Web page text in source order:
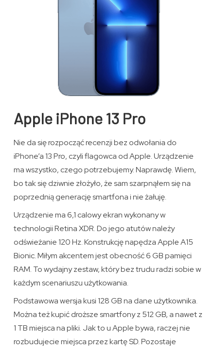
Apple iPhone 13 Pro
Nie da się rozpocząć recenzji bez odwołania do
iPhone’a 13 Pro, czyli flagowca od Apple. Urządzenie
ma wszystko, czego potrzebujemy. Naprawdę. Wiem,
bo tak się dziwnie złożyło, że sam szarpnąłem się na
poprzednią generację smartfona i nie żałuję.
Urządzenie ma 6,1 calowy ekran wykonany w
technologii Retina XDR. Do jego atutów należy
odświeżanie 120 Hz. Konstrukcję napędza Apple A15
Bionic. Miłym akcentem jest obecność 6 GB pamięci
RAM. To wydajny zestaw, który bez trudu radzi sobie w
każdym scenariuszu użytkowania.
Podstawowa wersja kusi 128 GB na dane użytkownika.
Można też kupić droższe smartfony z 512 GB, a nawet z
1 TB miejsca na pliki. Jak to u Apple bywa, raczej nie
rozbudujecie miejsca przez kartę SD. Pozostaje